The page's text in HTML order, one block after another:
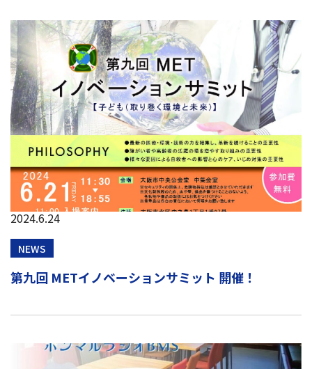
2024.6.24
NEWS
第九回 METイノベーションサミット 開催！